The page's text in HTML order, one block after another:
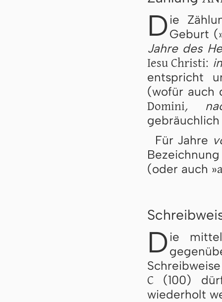
D ie
Geburt
Jahre des
Iesu Christi:
entspricht
(wofür auch
Domini,
Für Jahre
(oder auch »
D ie
C(100)
wiederholt